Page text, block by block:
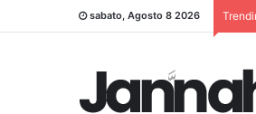
sabato, Agosto 8 2026